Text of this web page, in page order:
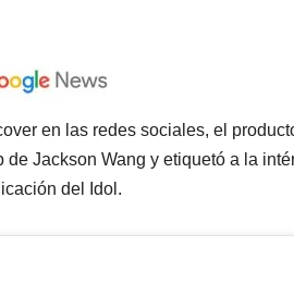
en las redes sociales, el
Jackson Wang y etiquetó a la
del Idol.